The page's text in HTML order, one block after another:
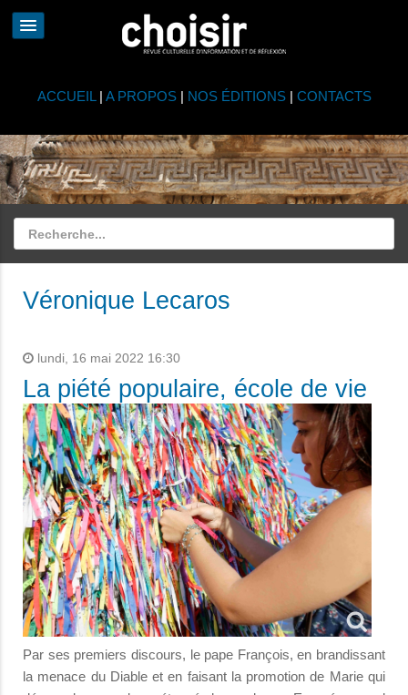
ACCUEIL | A PROPOS| NOS ÉDITIONS| CONTACTS
Véronique Lecaros
lundi, 16 mai 2022 16:30
La piété populaire, école de vie
Par ses premiers discours, le pape François, en brandissant
la menace du Diable et en faisant la promotion de Marie qui